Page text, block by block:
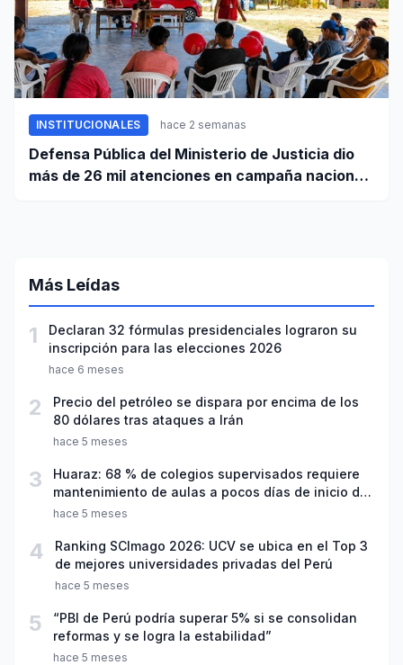
INSTITUCIONALES hace 2 semanas
Defensa Pública del Ministerio de Justicia dio
más de 26 mil atenciones en campaña nacional
Más Leídas
1
Declaran 32 fórmulas presidenciales lograron su
inscripción para las elecciones 2026
hace 6 meses
2
Precio del petróleo se dispara por encima de los
80 dólares tras ataques a Irán
hace 5 meses
3
Huaraz: 68 % de colegios supervisados requiere
mantenimiento de aulas a pocos días de inicio del
año escolar 2026
hace 5 meses
4
Ranking SCImago 2026: UCV se ubica en el Top 3
de mejores universidades privadas del Perú
hace 5 meses
5
“PBI de Perú podría superar 5% si se consolidan
reformas y se logra la estabilidad”
hace 5 meses